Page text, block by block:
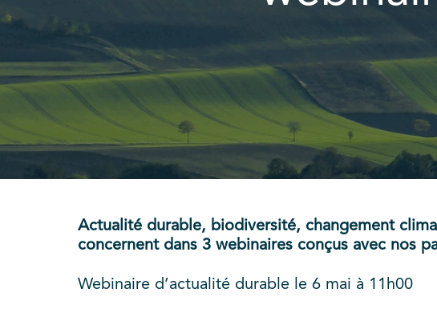
Actualité durable, biodiversité, changement
concernent dans 3 webinaires conçus avec nos
Webinaire d’actualité durable le 6 mai à 11h00